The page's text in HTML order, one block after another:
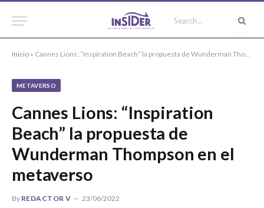
Inicio » Cannes Lions: “Inspiration Beach” la propuesta de Wunderman Thompson en el metaverso
METAVERSO
Cannes Lions: “Inspiration
Beach” la propuesta de
Wunderman Thompson en el
metaverso
By REDACTOR V 23/06/2022